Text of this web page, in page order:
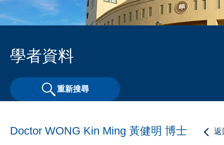
學者資料
重新搜尋
返
Doctor WONG Kin Ming 黃健明 博士